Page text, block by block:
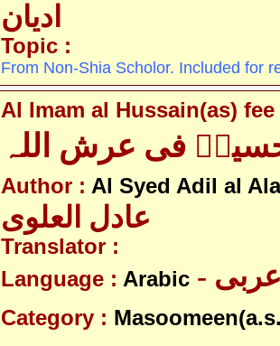
ادیان
Topic :
From Non-Shia Scholor. Included for
Al Imam al Hussain(as)
فی عرش اللہ
Author : Al Syed Adil al
عادل العلوی
Translator :
Language : Arabic عربی
Category :